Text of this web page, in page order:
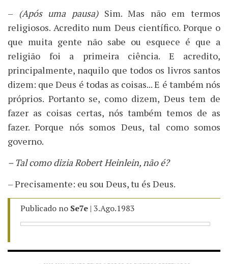
– (Após uma pausa)Sim. Mas não em termos
religiosos. Acredito num Deus científico. Porque o
que muita gente não sabe ou esquece é que a
religião foi a primeira ciência. E acredito,
principalmente, naquilo que todos os livros santos
dizem: que Deus é todas as coisas... E é também nós
próprios. Portanto se, como dizem, Deus tem de
fazer as coisas certas, nós também temos de as
fazer. Porque nós somos Deus, tal como somos
governo.
– Tal como dizia Robert Heinlein, não é?
– Precisamente: eu sou Deus, tu és Deus.
Publicado no Se7e | 3.Ago.1983